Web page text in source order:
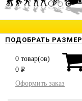
ПОДОБРАТЬ РАЗМЕР
0 товар(ов)
0 P
Оформить заказ